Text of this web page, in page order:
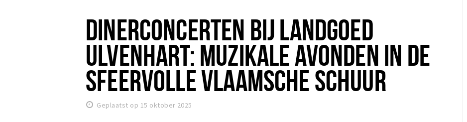
DINERCONCERTEN BIJ LANDGOED
ULVENHART: MUZIKALE AVONDEN IN DE
SFEERVOLLE VLAAMSCHE SCHUUR
Geplaatst op 15 oktober 2025